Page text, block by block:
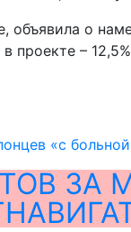
о
–
«с
ЗА